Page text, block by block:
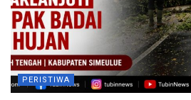
PERISTIWA